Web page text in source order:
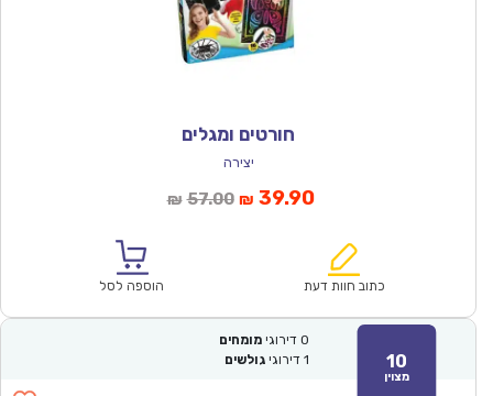
חורטים ומגלים
יצירה
₪ 57.00המחיר
₪57.00.
₪ 39.90המחיר
הוא:
כתוב חוות דעת הוספה לסל
10
מצוין
0 דירוגי מומחים
1 דירוגי גולשים